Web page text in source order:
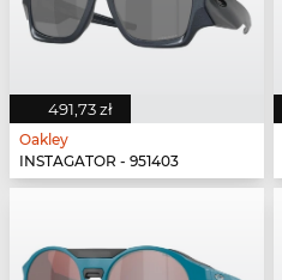
491,73 zł
Oakley
INSTAGATOR - 951403